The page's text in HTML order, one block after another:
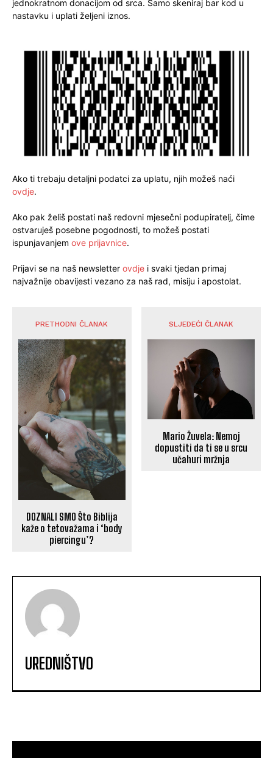
jednokratnom donacijom od srca. Samo skeniraj bar kod u
nastavku i uplati željeni iznos.
Ako ti trebaju detaljni podatci za uplatu, njih možeš naći
ovdje.
Ako pak želiš postati naš redovni mjesečni podupiratelj, čime
ostvaruješ posebne pogodnosti, to možeš postati
ispunjavanjem ove prijavnice.
Prijavi se na naš newsletter ovdje i svaki tjedan primaj
najvažnije obavijesti vezano za naš rad, misiju i apostolat.
PRETHODNI ČLANAK
DOZNALI SMO Što Biblija
kaže o tetovažama i ‘body
piercingu’?
SLJEDEĆI ČLANAK
Mario Žuvela: Nemoj
dopustiti da ti se u srcu
učahuri mržnja
UREDNIŠTVO